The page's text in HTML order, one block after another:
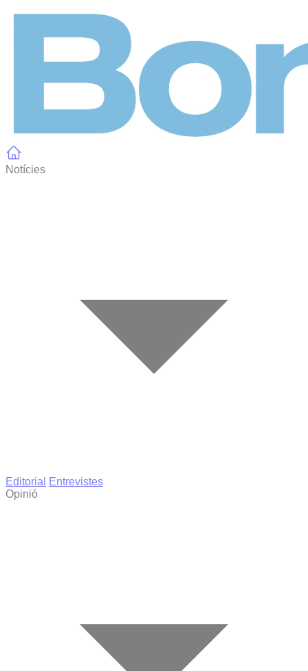
Notícies
Editorial
Entrevistes
Opinió